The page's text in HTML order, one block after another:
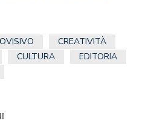
CREATIVITÀ
CULTURA
EDITORIA